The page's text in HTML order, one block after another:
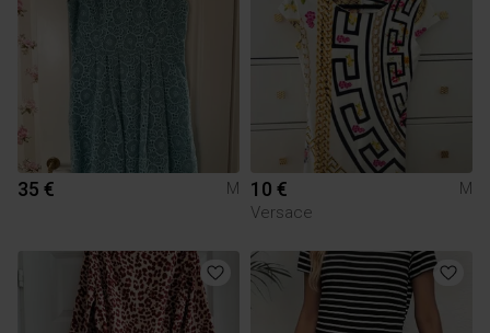
35 € M 10 €
M
Versace